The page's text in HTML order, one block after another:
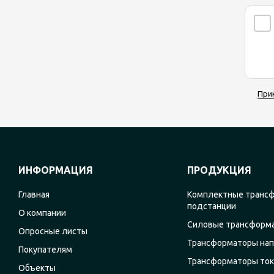
ИНФОРМАЦИЯ
Главная
О компании
Опросные листы
Покупателям
Объекты
ПРОДУКЦИЯ
Комплектные
подстанции
Силовые
Трансформаторы
Трансформаторы